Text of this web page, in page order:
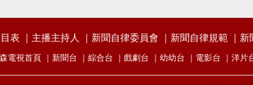
表 主播主持人 新聞自律委員會 新聞自律規範 新
電視首頁 新聞台 綜合台 戲劇台 幼幼台 電影台 洋片